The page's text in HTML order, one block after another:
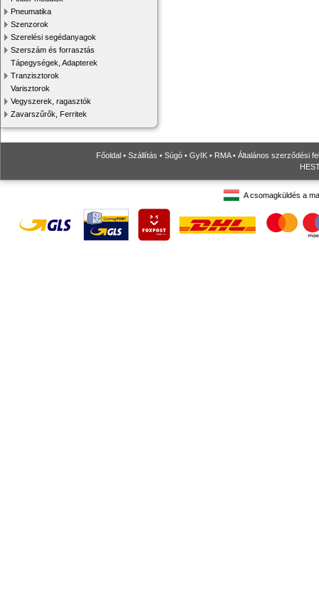
Pneumatika
Szenzorok
Szerelési segédanyagok
Szerszám és forrasztás
Tápegységek, Adapterek
Tranzisztorok
Varisztorok
Vegyszerek, ragasztók
Zavarszűrők, Ferritek
Főoldal • Szállítás • Súgó • GyIK • RMA• Általános szerződési
A csomagküldés a